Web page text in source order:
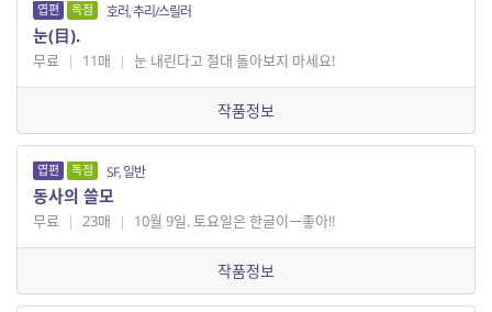
엽편 독점 호러, 추리/스릴러
눈(目).
무료 | 11매 | 눈 내린다고 절대 돌아보지 마세요!
작품정보
엽편 독점 SF, 일반
동사의 쓸모
무료 | 23매 | 10월 9일. 토요일은 한글이ㅡ좋아!!
작품정보